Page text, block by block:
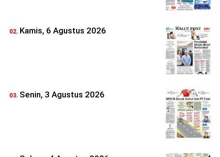
Kamis, 6 Agustus 2026
Senin, 3 Agustus 2026